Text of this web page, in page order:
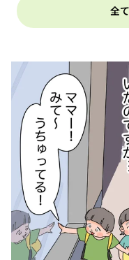
全